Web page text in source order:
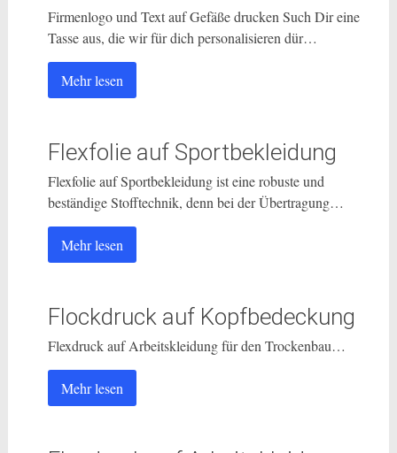
Firmenlogo und Text auf Gefäße drucken Such Dir eine
Tasse aus, die wir für dich personalisieren dür…
Mehr lesen
Flexfolie auf Sportbekleidung
Flexfolie auf Sportbekleidung ist eine robuste und
beständige Stofftechnik, denn bei der Übertragung…
Mehr lesen
Flockdruck auf Kopfbedeckung
Flexdruck auf Arbeitskleidung für den Trockenbau…
Mehr lesen